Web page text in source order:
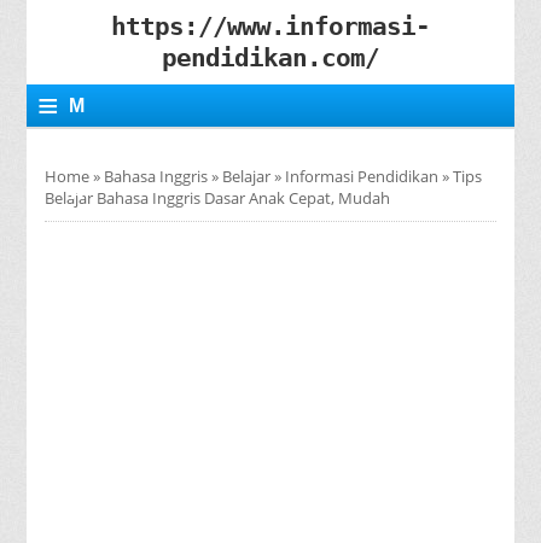
https://www.informasi-
pendidikan.com/
≡ M
N
Home» Bahasa Inggris» Belajar» Informasi Pendidikan »Tips
Belajar Bahasa Inggris Dasar Anak Cepat, Mudah